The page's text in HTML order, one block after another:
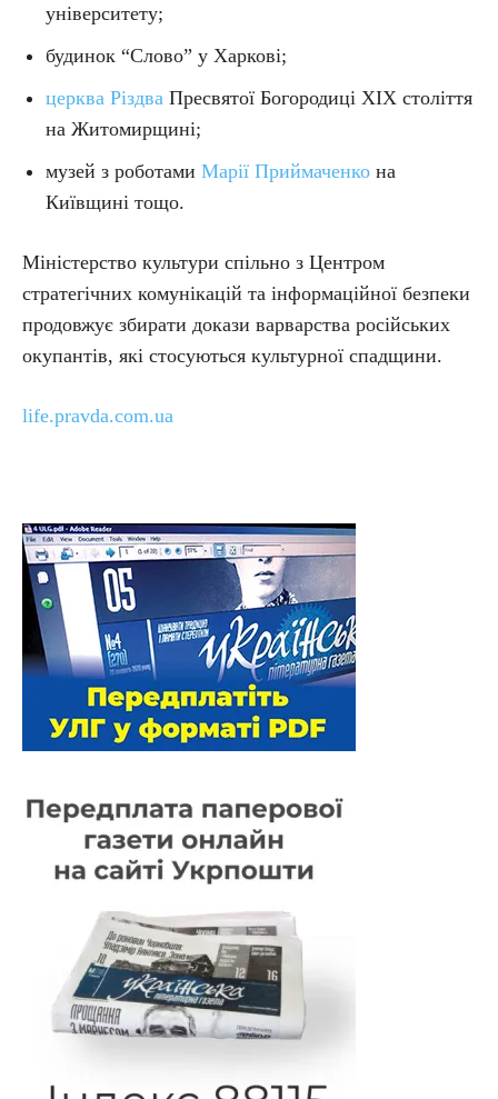
університету;
будинок “Слово” у Харкові;
церква Різдва Пресвятої Богородиці ХІХ століття
на Житомирщині;
музей з роботами Марії Приймаченко на
Київщині тощо.
Міністерство культури спільно з Центром
стратегічних комунікацій та інформаційної безпеки
продовжує збирати докази варварства російських
окупантів, які стосуються культурної спадщини.
life.pravda.com.ua